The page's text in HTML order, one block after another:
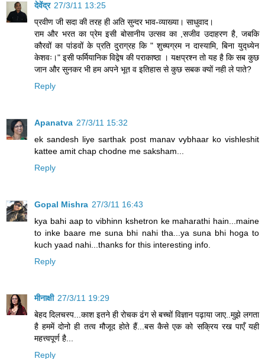
देवेंद्र 27/3/11 13:25
प्रवीण जी सदा की तरह ही अति सुन्दर भाव-व्याख्या। साधुवाद।
राम और भरत का प्रेम इसी बोसानीय उत्सव का ,सजीव उदाहरण है, जबकि
कौरवों का पांडवों के प्रति दुराग्रह कि " शुच्यग्रम न दास्यामि, बिना युद्ध्येन
केशवः।" इसी फर्मियानिक विद्वेष की पराकाष्ठा । यक्षप्रश्न तो यह है कि सब कुछ
जान और सुनकर भी हम अपने भूत व इतिहास से कुछ सबक क्यों नही ले पाते?
Reply
Apanatva 27/3/11 15:32
ek sandesh liye sarthak post manav vybhaar ko vishleshit
kattee amit chap chodne me saksham...
Reply
Gopal Mishra 27/3/11 16:43
kya bahi aap to vibhinn kshetron ke maharathi hain...maine
to inke baare me suna bhi nahi tha...ya suna bhi hoga to
kuch yaad nahi...thanks for this interesting info.
Reply
मीनाक्षी 27/3/11 19:29
बेहद दिलचस्प...काश इतने ही रोचक ढंग से बच्चों विज्ञान पढ़ाया जाए..मुझे लगता
है हममें दोनो ही तत्व मौजूद होते हैं...बस कैसे एक को सक्रिय रख पाएँ यही
महत्त्वपूर्ण है...
Reply